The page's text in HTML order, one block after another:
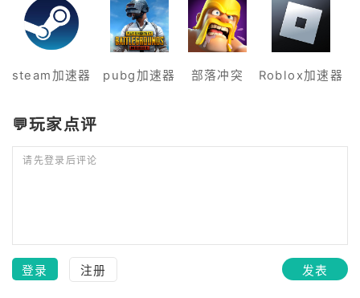
steam加速器 pubg加速器 部落冲突 Roblox加速器
💬玩家点评
请先登录后评论
登录 注册 发表